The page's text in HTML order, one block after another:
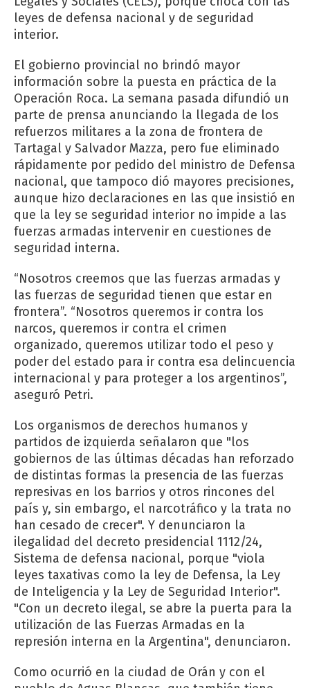
leyes de defensa nacional y de seguridad
interior.
El gobierno provincial no brindó mayor
información sobre la puesta en práctica de la
Operación Roca. La semana pasada difundió un
parte de prensa anunciando la llegada de los
refuerzos militares a la zona de frontera de
Tartagal y Salvador Mazza, pero fue eliminado
rápidamente por pedido del ministro de Defensa
nacional, que tampoco dió mayores precisiones,
aunque hizo declaraciones en las que insistió en
que la ley se seguridad interior no impide a las
fuerzas armadas intervenir en cuestiones de
seguridad interna.
“Nosotros creemos que las fuerzas armadas y
las fuerzas de seguridad tienen que estar en
frontera”. “Nosotros queremos ir contra los
narcos, queremos ir contra el crimen
organizado, queremos utilizar todo el peso y
poder del estado para ir contra esa delincuencia
internacional y para proteger a los argentinos”,
aseguró Petri.
Los organismos de derechos humanos y
partidos de izquierda señalaron que "los
gobiernos de las últimas décadas han reforzado
de distintas formas la presencia de las fuerzas
represivas en los barrios y otros rincones del
país y, sin embargo, el narcotráfico y la trata no
han cesado de crecer". Y denunciaron la
ilegalidad del decreto presidencial 1112/24,
Sistema de defensa nacional, porque "viola
leyes taxativas como la ley de Defensa, la Ley
de Inteligencia y la Ley de Seguridad Interior".
"Con un decreto ilegal, se abre la puerta para la
utilización de las Fuerzas Armadas en la
represión interna en la Argentina", denunciaron.
Como ocurrió en la ciudad de Orán y con el